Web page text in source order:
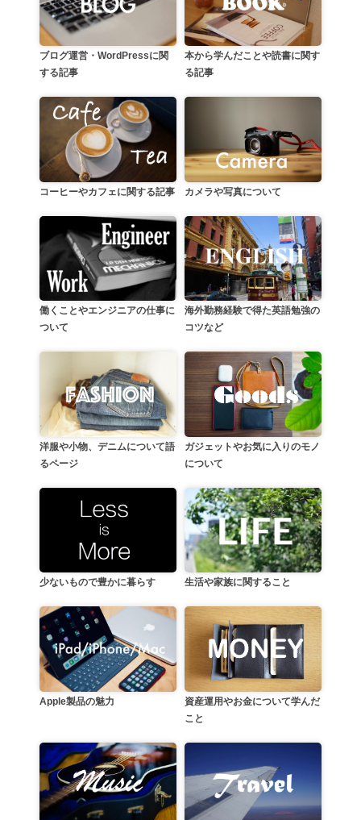
ブログ運営・WordPressに関
する記事
本から学んだことや読書に関す
る記事
コーヒーやカフェに関する記事 カメラや写真について
働くことやエンジニアの仕事に
ついて
海外勤務経験で得た英語勉強の
コツなど
洋服や小物、デニムについて語
るページ
ガジェットやお気に入りのモノ
について
少ないもので豊かに暮らす 生活や家族に関すること
Apple製品の魅力
資産運用やお金について学んだ
こと